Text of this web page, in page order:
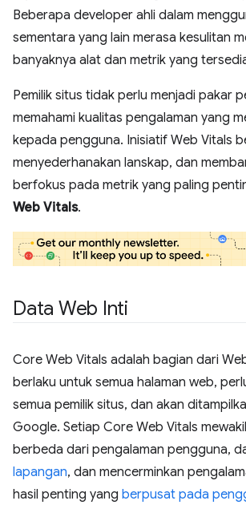
Beberapa developer ahli dalam
sementara yang lain merasa kesulitan
banyaknya alat dan metrik yang
Pemilik situs tidak perlu menjadi pakar
memahami kualitas pengalaman yang
kepada pengguna. Inisiatif Web Vitals
menyederhanakan lanskap, dan
berfokus pada metrik yang paling
Web Vitals.
Data Web Inti
Core Web Vitals adalah bagian dari
berlaku untuk semua halaman web,
semua pemilik situs, dan akan
Google. Setiap Core Web Vitals
berbeda dari pengalaman pengguna,
lapangan, dan mencerminkan
hasil penting yang berpusat pada